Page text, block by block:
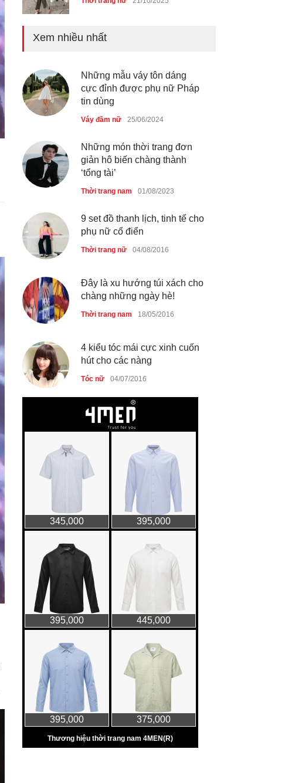
Chiếc áo dài cưới của Hoa
Thời trang nữ 21/10/2025
GAP Hoodie biểu tượng
Thời trang nữ 21/10/2025
Xem nhiều nhất
Những mẫu váy tôn dáng
cực đỉnh được phụ nữ Pháp
tin dùng
Váy đầm nữ 25/06/2024
Những món thời trang đơn
giản hô biến chàng thành
‘tổng tài’
Thời trang nam 01/08/2023
9 set đồ thanh lịch, tinh tế cho
phụ nữ cổ điển
Thời trang nữ 04/08/2016
Đây là xu hướng túi xách cho
chàng những ngày hè!
Thời trang nam 18/05/2016
4 kiểu tóc mái cực xinh cuốn
hút cho các nàng
Tóc nữ 04/07/2016